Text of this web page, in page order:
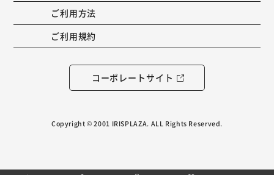
ご利用方法
ご利用規約
コーポレートサイト
Copyright © 2001 IRISPLAZA. ALL Rights Reserved.